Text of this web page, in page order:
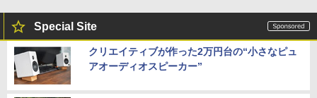
Special Site
クリエイティブが作った2万円台の“小さなピュ
アオーディオスピーカー”